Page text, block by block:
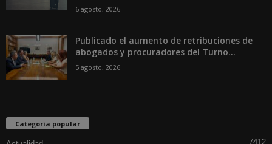
6 agosto, 2026
Publicado el aumento de retribuciones de
abogados y procuradores del Turno...
5 agosto, 2026
Categoría popular
7412